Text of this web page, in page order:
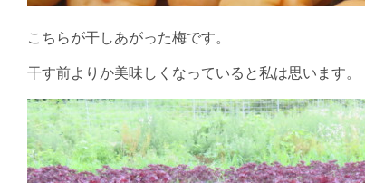
こちらが干しあがった梅です。
干す前よりか美味しくなっていると私は思います。